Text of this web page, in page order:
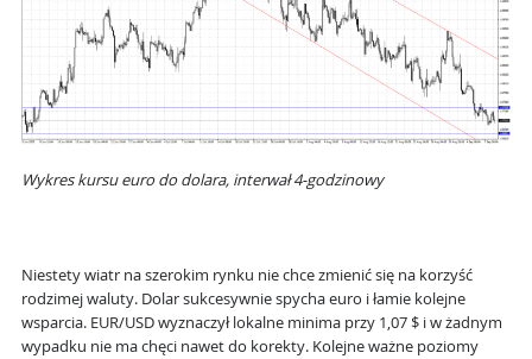
Wykres kursu euro do dolara, interwał 4-godzinowy
Niestety wiatr na szerokim rynku nie chce zmienić się na korzyść
rodzimej waluty. Dolar sukcesywnie spycha euro i łamie kolejne
wsparcia. EUR/USD wyznaczył lokalne minima przy 1,07 $ i w żadnym
wypadku nie ma chęci nawet do korekty. Kolejne ważne poziomy